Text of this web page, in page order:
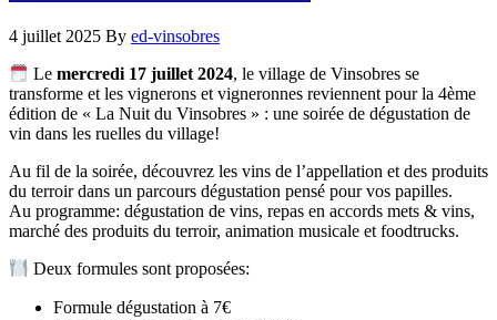
4 juillet 2025 By ed-vinsobres
Le mercredi 17 juillet 2024, le village de Vinsobres se
transforme et les vignerons et vigneronnes reviennent pour la 4ème
édition de « La Nuit du Vinsobres » : une soirée de dégustation de
vin dans les ruelles du village!
Au fil de la soirée, découvrez les vins de l’appellation et des produits
du terroir dans un parcours dégustation pensé pour vos papilles.
Au programme: dégustation de vins, repas en accords mets & vins,
marché des produits du terroir, animation musicale et foodtrucks.
Deux formules sont proposées:
Formule dégustation à 7€